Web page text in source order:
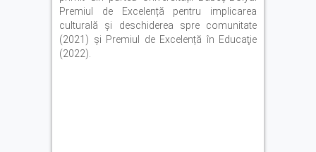
Premiul de Excelență pentru implicarea
culturală și deschiderea spre comunitate
(2021) şi Premiul de Excelență în Educaţie
(2022).